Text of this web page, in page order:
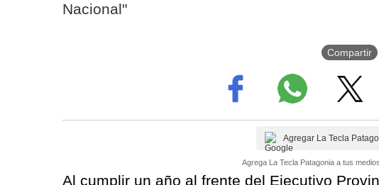
Nacional"
Compartir
Agregar La Tecla
Agrega La Tecla Patagonia a tus
Al cumplir un año al frente del Ejecutivo